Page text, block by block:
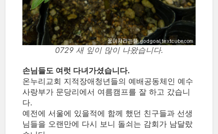
0729 새 잎이 많이 나왔습니다.
손님들도 여럿 다녀가셨습니다.
온누리교회 지적장애청년들의 예배공동체인 예수
사랑부가 문당리에서 여름캠프를 잘 하고 갔습니
다.
예전에 서울에 있을적에 함께 했던 친구들과 선생
님들을 오랜만에 다시 보니 돌쇠는 감회가 남달랐